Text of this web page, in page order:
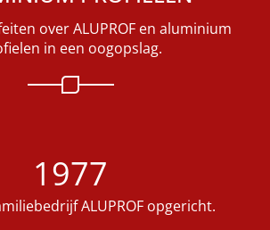
over ALUPROF en aluminium
in een oogopslag.
1977
ALUPROF opgericht.